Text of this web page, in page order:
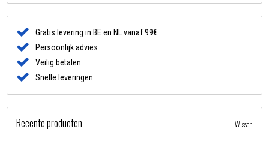
Gratis levering in BE en NL vanaf 99€
Persoonlijk advies
Veilig betalen
Snelle leveringen
Recente producten Wissen